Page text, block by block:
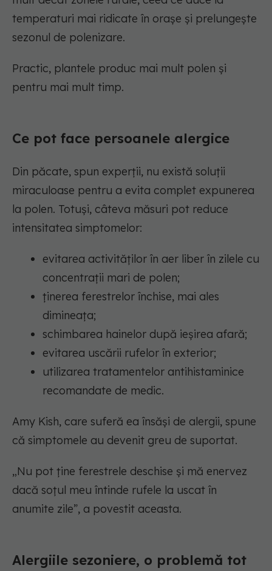
temperaturi mai ridicate în orașe și prelungește
sezonul de polenizare.
Practic, plantele produc mai mult polen și
pentru mai mult timp.
Ce pot face persoanele alergice
Din păcate, spun experții, nu există soluții
miraculoase pentru a evita complet expunerea
la polen. Totuși, câteva măsuri pot reduce
intensitatea simptomelor:
evitarea activităților în aer liber în zilele cu
concentrații mari de polen;
ținerea ferestrelor închise, mai ales
dimineața;
schimbarea hainelor după ieșirea afară;
evitarea uscării rufelor în exterior;
utilizarea tratamentelor antihistaminice
recomandate de medic.
Amy Kish, care suferă ea însăși de alergii, spune
că simptomele au devenit greu de suportat.
„Nu pot ține ferestrele deschise și mă enervez
dacă soțul meu întinde rufele la uscat în
anumite zile”, a povestit aceasta.
Alergiile sezoniere, o problemă tot